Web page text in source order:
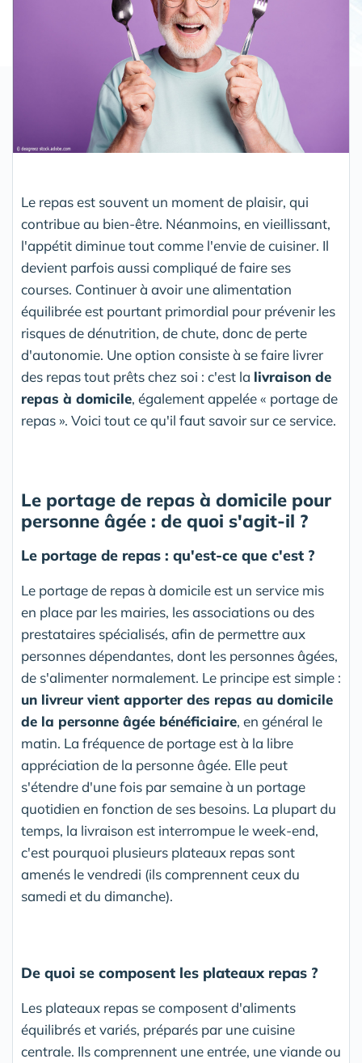
Le repas est souvent un moment de plaisir, qui
contribue au bien-être. Néanmoins, en vieillissant,
l'appétit diminue tout comme l'envie de cuisiner. Il
devient parfois aussi compliqué de faire ses
courses. Continuer à avoir une alimentation
équilibrée est pourtant primordial pour prévenir les
risques de dénutrition, de chute, donc de perte
d'autonomie. Une option consiste à se faire livrer
des repas tout prêts chez soi : c'est la livraison de
repas à domicile, également appelée « portage de
repas ». Voici tout ce qu'il faut savoir sur ce service.
Le portage de repas à domicile pour
personne âgée : de quoi s'agit-il ?
Le portage de repas : qu'est-ce que c'est ?
Le portage de repas à domicile est un service mis
en place par les mairies, les associations ou des
prestataires spécialisés, afin de permettre aux
personnes dépendantes, dont les personnes âgées,
de s'alimenter normalement. Le principe est simple :
un livreur vient apporter des repas au domicile
de la personne âgée bénéficiaire, en général le
matin. La fréquence de portage est à la libre
appréciation de la personne âgée. Elle peut
s'étendre d'une fois par semaine à un portage
quotidien en fonction de ses besoins. La plupart du
temps, la livraison est interrompue le week-end,
c'est pourquoi plusieurs plateaux repas sont
amenés le vendredi (ils comprennent ceux du
samedi et du dimanche).
De quoi se composent les plateaux repas ?
Les plateaux repas se composent d'aliments
équilibrés et variés, préparés par une cuisine
centrale. Ils comprennent une entrée, une viande ou